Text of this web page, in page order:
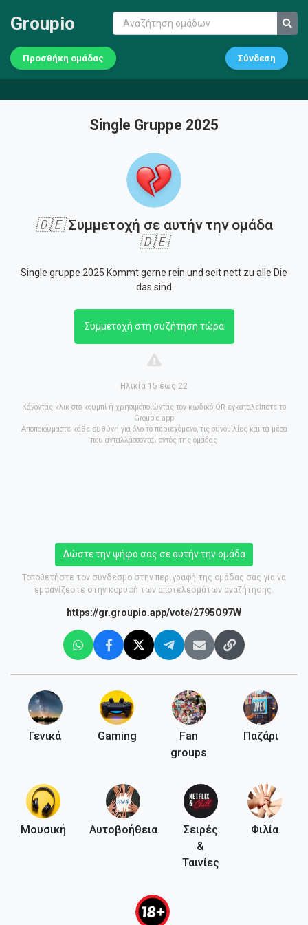
Groupio
Προσθήκη ομάδας Σύνδεση
Single Gruppe 2025
🇩🇪Συμμετοχή σε αυτήν την ομάδα
🇩🇪
Single gruppe 2025 Kommt gerne rein und seit nett zu alle Die
das sind
Συμμετοχή στη συζήτηση τώρα
Ηλικία 15 έως 22
Κάνοντας κλικ στο κουμπί ή χρησιμοποιώντας τον κωδικό QR εγκαταλείπετε το
Groupio.app
Αποποιούμαστε κάθε ευθύνη για όλο το περιεχόμενο, τις συνομιλίες και τα μέσα
που ανταλλάσσονται εντός της ομάδας
Δώστε την ψήφο σας σε αυτήν την ομάδα
Τοποθετήστε τον σύνδεσμο στην περιγραφή της ομάδας σας για να
εμφανίζεστε στην κορυφή των αποτελεσμάτων αναζήτησης.
https://gr.groupio.app/vote/2795O97W
Γενικά Gaming
Fan
groups
Παζάρι
Μουσική Αυτοβοήθεια
Σειρές
&
Ταινίες
Φιλία